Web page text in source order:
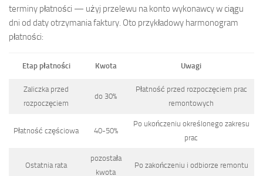
terminy płatności — użyj przelewu na konto wykonawcy w ciągu
dni od daty otrzymania faktury. Oto przykładowy harmonogram
płatności:
Etap płatności Kwota Uwagi
Zaliczka przed
rozpoczęciem
do 30%
Płatność przed rozpoczęciem prac
remontowych
Płatność częściowa 40-50%
Po ukończeniu określonego zakresu
prac
Ostatnia rata
pozostała
kwota
Po zakończeniu i odbiorze remontu